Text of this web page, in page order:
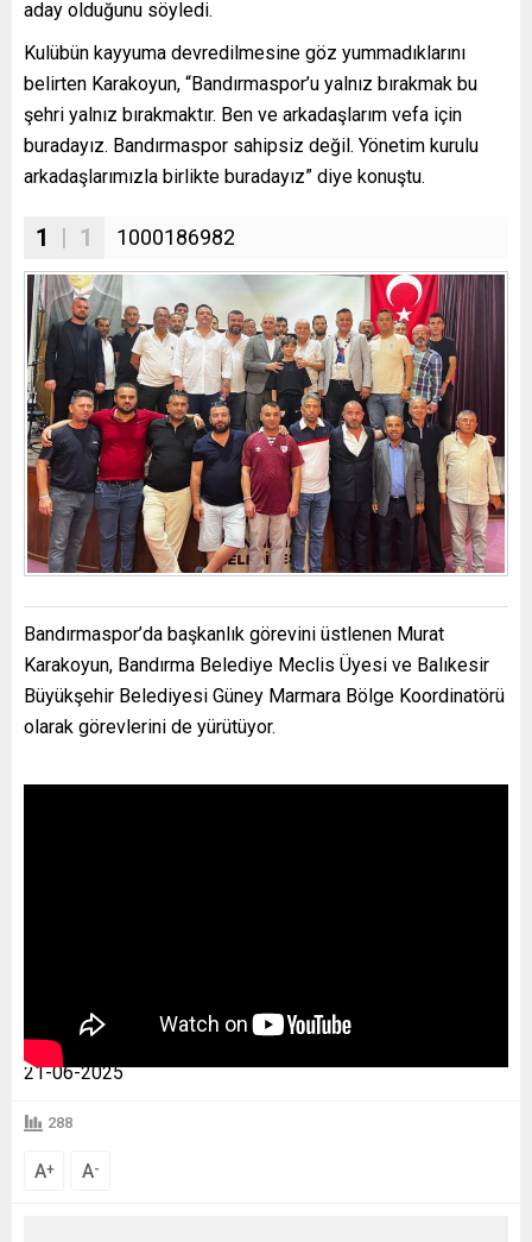
aday olduğunu söyledi.
Kulübün kayyuma devredilmesine göz yummadıklarını
belirten Karakoyun, “Bandırmaspor’u yalnız bırakmak bu
şehri yalnız bırakmaktır. Ben ve arkadaşlarım vefa için
buradayız. Bandırmaspor sahipsiz değil. Yönetim kurulu
arkadaşlarımızla birlikte buradayız” diye konuştu.
1 | 1 1000186982
Bandırmaspor’da başkanlık görevini üstlenen Murat
Karakoyun, Bandırma Belediye Meclis Üyesi ve Balıkesir
Büyükşehir Belediyesi Güney Marmara Bölge Koordinatörü
olarak görevlerini de yürütüyor.
21-06-2025
288
A+ A-